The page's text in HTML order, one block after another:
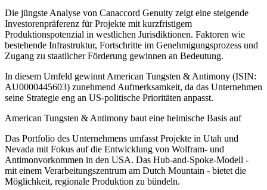
Die jüngste Analyse von Canaccord Genuity zeigt eine steigende
Investorenpräferenz für Projekte mit kurzfristigem
Produktionspotenzial in westlichen Jurisdiktionen. Faktoren wie
bestehende Infrastruktur, Fortschritte im Genehmigungsprozess und
Zugang zu staatlicher Förderung gewinnen an Bedeutung.
In diesem Umfeld gewinnt American Tungsten & Antimony (ISIN:
AU0000445603) zunehmend Aufmerksamkeit, da das Unternehmen
seine Strategie eng an US-politische Prioritäten anpasst.
American Tungsten & Antimony baut eine heimische Basis auf
Das Portfolio des Unternehmens umfasst Projekte in Utah und
Nevada mit Fokus auf die Entwicklung von Wolfram- und
Antimonvorkommen in den USA. Das Hub-and-Spoke-Modell -
mit einem Verarbeitungszentrum am Dutch Mountain - bietet die
Möglichkeit, regionale Produktion zu bündeln.